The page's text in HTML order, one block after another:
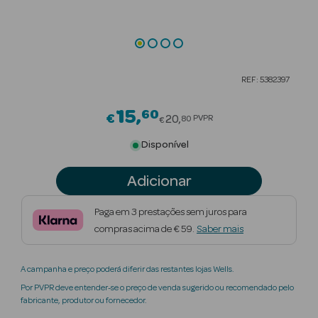
Beauty Season
Nutricosmética
Perfumes
Beauty Season
REF: 5382397
€15 60Price reduced from
€20 80 PVPR
Disponível
Adicionar
Paga em 3 prestações sem juros para
compras acima de € 59. Saber mais
A campanha e preço poderá diferir das restantes lojas Wells.
Por PVPR deve entender-se o preço de venda sugerido ou recomendado pelo
fabricante, produtor ou fornecedor.